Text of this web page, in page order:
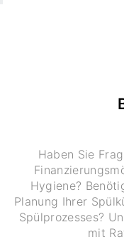
Haben Sie
Hygiene?
Planung Ihrer
Spülprozesses?
mit